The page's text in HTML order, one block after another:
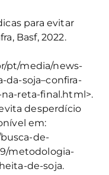
para evitar
Basf, 2022.
pt/media/news-
da-soja–confira-
reta-final.html>.
desperdício
em:
de-
metodologia-
de-soja.